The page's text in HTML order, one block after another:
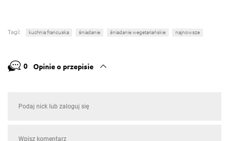
Tagi: kuchnia francuska śniadanie śniadanie wegetariańskie najnowsze
0 Opinie o przepisie